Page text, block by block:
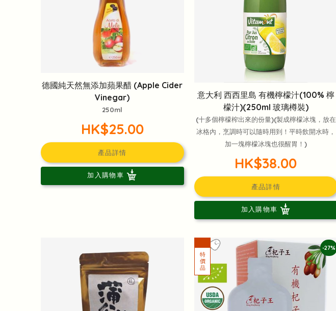
德國純天然無添加蘋果醋 (Apple Cider
Vinegar)
250ml
HK$25.00
產品詳情
加入購物車
意大利 西西里島 有機檸檬汁(100% 檸
檬汁)(250ml 玻璃樽裝)
(十多個檸檬榨出來的份量)(製成檸檬冰塊，放在
冰格內，烹調時可以隨時用到！平時飲開水時，
加一塊檸檬冰塊也很醒胃！)
HK$38.00
產品詳情
加入購物車
-27%